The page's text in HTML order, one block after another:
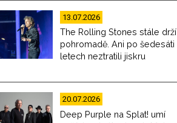
13.07.2026
The Rolling Stones stále drží
pohromadě. Ani po šedesáti
letech neztratili jiskru
20.07.2026
Deep Purple na Splat! umí